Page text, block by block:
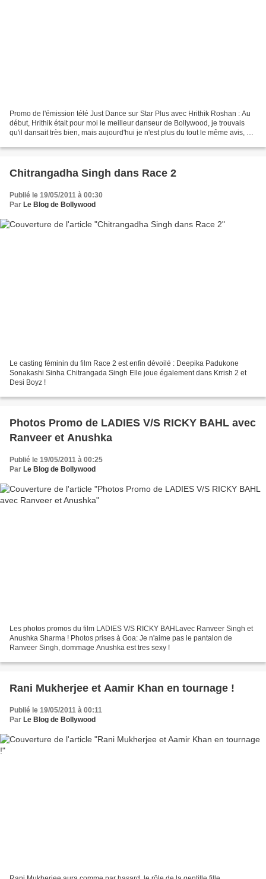
Promo de l'émission télé Just Dance sur Star Plus avec Hrithik Roshan : Au
début, Hrithik était pour moi le meilleur danseur de Bollywood, je trouvais
qu'il dansait très bien, mais aujourd'hui je n'est plus du tout le même avis, à
Chitrangadha Singh dans Race 2
Publié le 19/05/2011 à 00:30
Par Le Blog de Bollywood
Le casting féminin du film Race 2 est enfin dévoilé : Deepika Padukone
Sonakashi Sinha Chitrangada Singh Elle joue également dans Krrish 2 et
Desi Boyz !
Photos Promo de LADIES V/S RICKY BAHL avec
Ranveer et Anushka
Publié le 19/05/2011 à 00:25
Par Le Blog de Bollywood
Les photos promos du film LADIES V/S RICKY BAHLavec Ranveer Singh et
Anushka Sharma ! Photos prises à Goa: Je n'aime pas le pantalon de
Ranveer Singh, dommage Anushka est tres sexy !
Rani Mukherjee et Aamir Khan en tournage !
Publié le 19/05/2011 à 00:11
Par Le Blog de Bollywood